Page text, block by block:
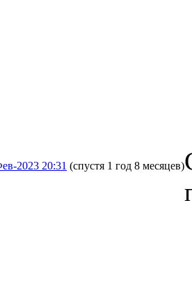
2023 20:31 (спустя 1 год 8 месяцев)